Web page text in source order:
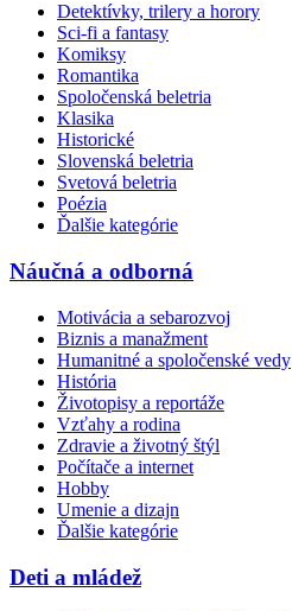
Detektívky, trilery a horory
Sci-fi a fantasy
Komiksy
Romantika
Spoločenská beletria
Klasika
Historické
Slovenská beletria
Svetová beletria
Poézia
Ďalšie kategórie
Náučná a odborná
Motivácia a sebarozvoj
Biznis a manažment
Humanitné a spoločenské vedy
História
Životopisy a reportáže
Vzťahy a rodina
Zdravie a životný štýl
Počítače a internet
Hobby
Umenie a dizajn
Ďalšie kategórie
Deti a mládež